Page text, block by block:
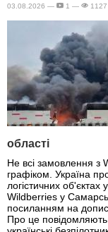
03.08.2026 — 1 — 1127
області
Не всі замовлення з
графіком. Україна
логістичних об'єктах
Wildberries у
посиланням на допис
Про це повідомляють